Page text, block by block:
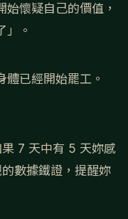
懷疑自己的價值，
」。
已經開始罷工。
7 天中有 5 天妳感
數據鐵證，提醒妳